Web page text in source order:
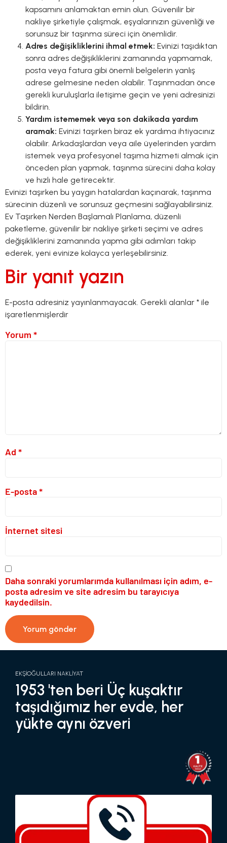
kapsamını anlamaktan emin olun. Güvenilir bir
nakliye şirketiyle çalışmak, eşyalarınızın güvenliği ve
sorunsuz bir taşınma süreci için önemlidir.
Adres değişikliklerini ihmal etmek: Evinizi taşıdıktan
sonra adres değişikliklerini zamanında yapmamak,
posta veya fatura gibi önemli belgelerin yanlış
adrese gelmesine neden olabilir. Taşınmadan önce
gerekli kuruluşlarla iletişime geçin ve yeni adresinizi
bildirin.
Yardım istememek veya son dakikada yardım
aramak: Evinizi taşırken biraz ek yardıma ihtiyacınız
olabilir. Arkadaşlardan veya aile üyelerinden yardım
istemek veya profesyonel taşıma hizmeti almak için
önceden plan yapmak, taşınma sürecini daha kolay
ve hızlı hale getirecektir.
Evinizi taşırken bu yaygın hatalardan kaçınarak, taşınma
sürecinin düzenli ve sorunsuz geçmesini sağlayabilirsiniz.
Ev Taşırken Nerden Başlamalı Planlama, düzenli
paketleme, güvenilir bir nakliye şirketi seçimi ve adres
değişikliklerini zamanında yapma gibi adımları takip
ederek, yeni evinize kolayca yerleşebilirsiniz.
Bir yanıt yazın
E-posta adresiniz yayınlanmayacak. Gerekli alanlar * ile
işaretlenmişlerdir
Yorum *
Ad *
E-posta*
İnternet sitesi
Daha sonraki yorumlarımda kullanılması için adım, e-
posta adresim ve site adresim bu tarayıcıya
kaydedilsin.
EKŞİOĞULLARI NAKLİYAT
1953 'ten beri Üç kuşaktır
taşıdığımız her evde, her
yükte aynı özveri